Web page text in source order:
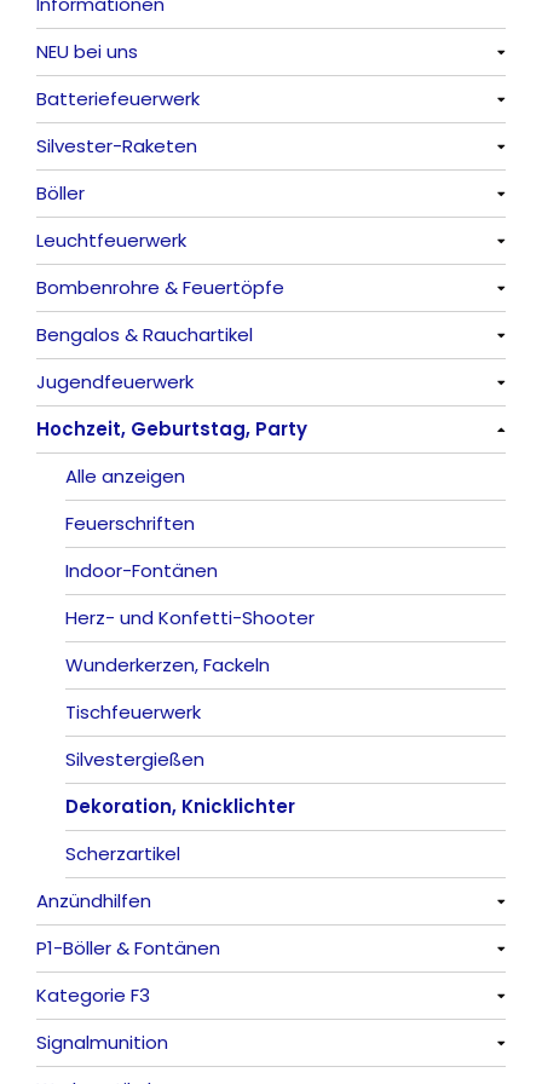
NEU bei uns
Alle anzeigen
Batteriefeuerwerk
Alle anzeigen
Silvester-Raketen
Alle anzeigen
Böller
Alle anzeigen
China-Böller
Knaller / Kanonenschläge
Reibkopfknaller
Frösche, Pfeiffer
Leuchtfeuerwerk
Alle anzeigen
Vulkane
Fontänen
Sonnen
Feuervögel
Römische Lichter
Bombenrohre & Feuertöpfe
Alle anzeigen
Mit Rumms
Bezaubernde Effekte
Bengalos & Rauchartikel
Alle anzeigen
Bengalos
Rauchartikel
Jugendfeuerwerk
Alle anzeigen
Hochzeit, Geburtstag, Party
Alle anzeigen
Feuerschriften
Indoor-Fontänen
Herz- und Konfetti-Shooter
Wunderkerzen, Fackeln
Tischfeuerwerk
Silvestergießen
Dekoration, Knicklichter
Scherzartikel
Anzündhilfen
Alle anzeigen
P1-Böller & Fontänen
Alle anzeigen
Kategorie F3
Alle anzeigen
Signalmunition